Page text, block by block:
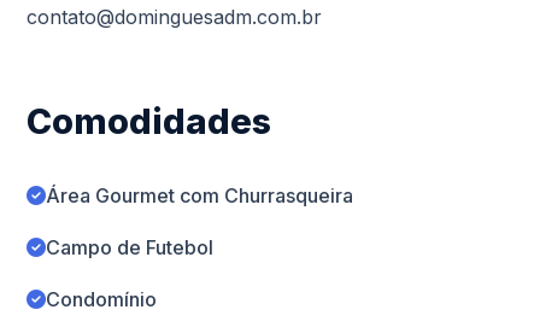
contato@dominguesadm.com.br
Comodidades
Área Gourmet com Churrasqueira
Campo de Futebol
Condomínio